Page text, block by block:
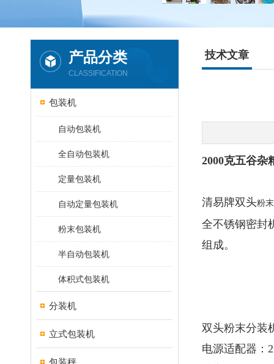
产品分类
CLASSIFICATION
包装机
自动包装机
全自动包装机
定量包装机
自动定量包装机
粉末包装机
半自动包装机
体积式包装机
分装机
立式包装机
包装秤
技术文章
2000克五谷杂
清易牌双头粉
全不锈钢密封
组成。
双头粉末分装
电源适配器：